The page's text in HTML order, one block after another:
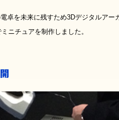
卓を未来に残すため3Dデジタルアー
ニチュアを制作しました。